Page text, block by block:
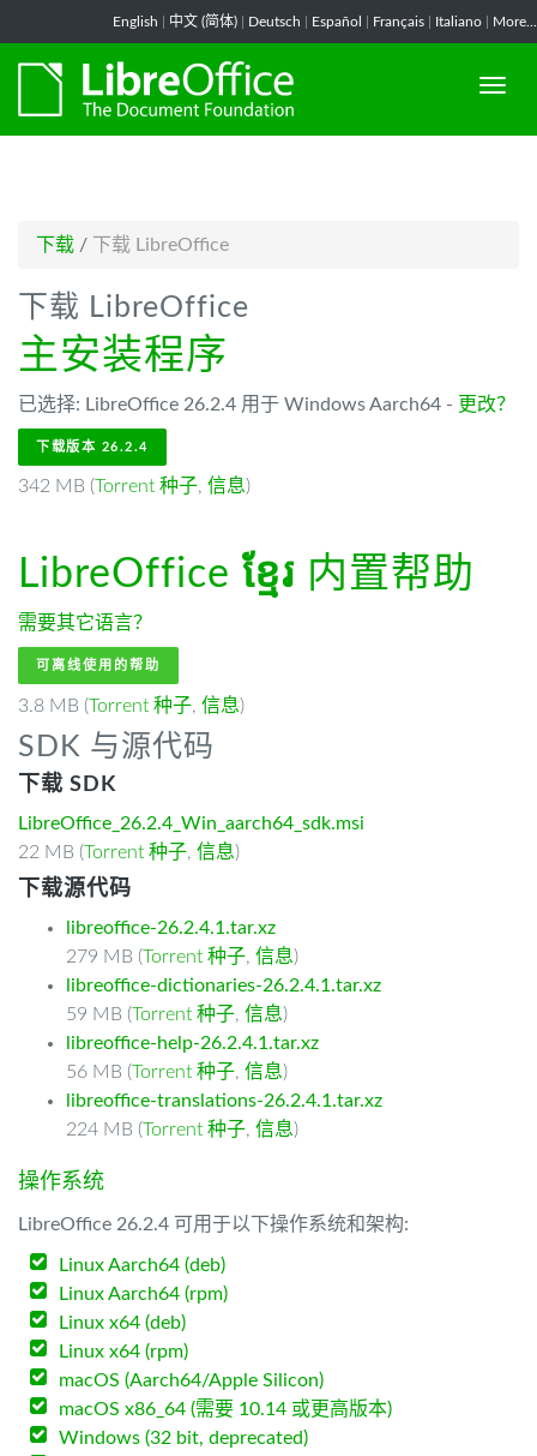
English 中文 (简体) Deutsch Español Français Italiano More...
下载 / 下载 LibreOffice
下载 LibreOffice
主安装程序
已选择: LibreOffice 26.2.4 用于 Windows Aarch64 - 更改？
下载版本 26.2.4
342 MB (Torrent 种子, 信息)
LibreOffice ខ្មែរ 内置帮助
需要其它语言？
可离线使用的帮助
3.8 MB (Torrent 种子, 信息)
SDK 与源代码
下载 SDK
LibreOffice_26.2.4_Win_aarch64_sdk.msi
22 MB (Torrent 种子, 信息)
下载源代码
libreoffice-26.2.4.1.tar.xz
279 MB (Torrent 种子, 信息)
libreoffice-dictionaries-26.2.4.1.tar.xz
59 MB (Torrent 种子, 信息)
libreoffice-help-26.2.4.1.tar.xz
56 MB (Torrent 种子, 信息)
libreoffice-translations-26.2.4.1.tar.xz
224 MB (Torrent 种子, 信息)
操作系统
LibreOffice 26.2.4 可用于以下操作系统和架构:
Linux Aarch64 (deb)
Linux Aarch64 (rpm)
Linux x64 (deb)
Linux x64 (rpm)
macOS (Aarch64/Apple Silicon)
macOS x86_64 (需要 10.14 或更高版本)
Windows (32 bit, deprecated)